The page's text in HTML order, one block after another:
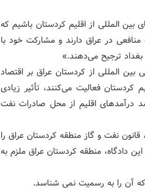
‌المللی از اقلیم کردستان باشیم که
در عراق دارند و مشارکت خود با
ترجیح می‌دهند.»
‌المللی از کردستان عراق بر اقتصاد
فعالیت می‌کنند، تأثیر زیادی
اربیل خواهد گذاشت، به‌ ویژه که ۹۰ درصد درآمدهای اقلیم از محل صادرات نفت
نفت و گاز منطقه کردستان عراق را
دادگاه، منطقه کردستان عراق ملزم به
آن را به رسمیت نمی شناسد.